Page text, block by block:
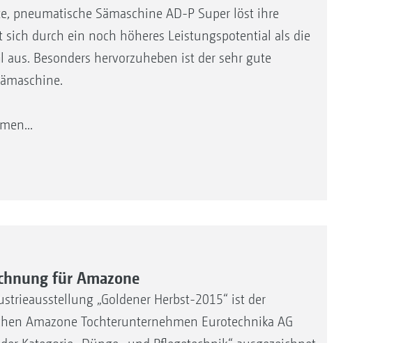
pneumatische Sämaschine AD-P Super löst ihre
sich durch ein noch höheres Leistungspotential als die
Besonders hervorzuheben ist der sehr gute
für Amazone
„Goldener Herbst-2015“ ist der
Amazone Tochterunternehmen Eurotechnika AG